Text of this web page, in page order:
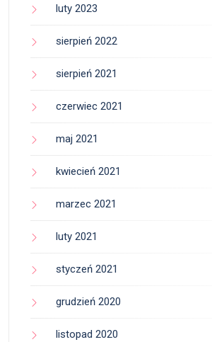
luty 2023
sierpień 2022
sierpień 2021
czerwiec 2021
maj 2021
kwiecień 2021
marzec 2021
luty 2021
styczeń 2021
grudzień 2020
listopad 2020